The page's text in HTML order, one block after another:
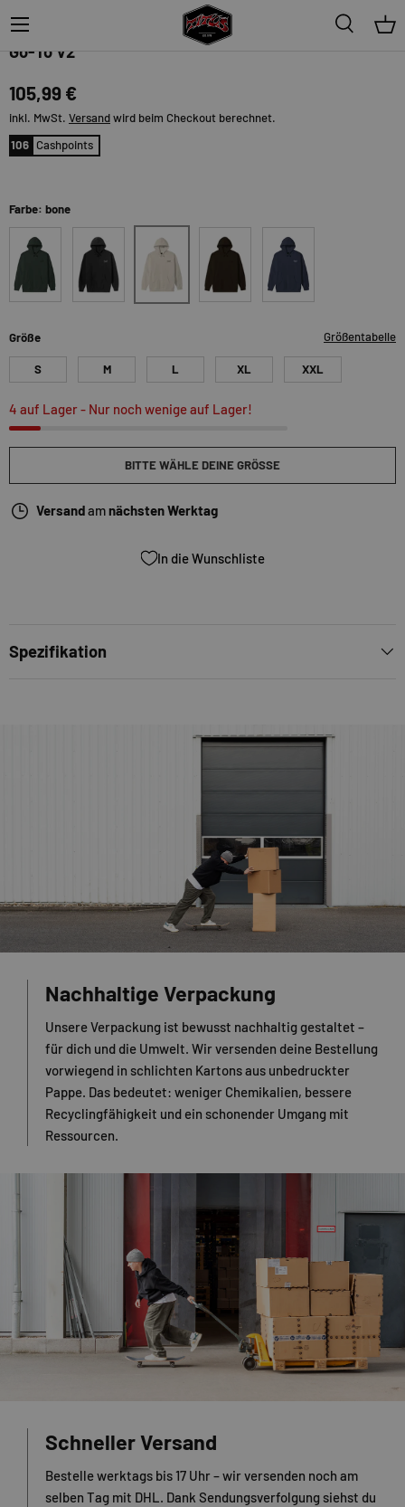
Suche
Menü
Dark Seas
Go-To V2
105,99 €
inkl. MwSt. Versandwird beim Checkout berechnet.
106 Cashpoints
Farbe: bone
Größe Größentabelle
S M L XL XXL
4 auf Lager- Nur noch wenige auf Lager!
BITTE WÄHLE DEINE GRÖSSE
Versandamnächsten Werktag
In die Wunschliste
Spezifikation
Nachhaltige Verpackung
Unsere Verpackung ist bewusst nachhaltig gestaltet –
für dich und die Umwelt. Wir versenden deine Bestellung
vorwiegend in schlichten Kartons aus unbedruckter
Pappe. Das bedeutet: weniger Chemikalien, bessere
Recyclingfähigkeit und ein schonender Umgang mit
Ressourcen.
Schneller Versand
Bestelle werktags bis 17 Uhr – wir versenden noch am
selben Tag mit DHL. Dank Sendungsverfolgung siehst du